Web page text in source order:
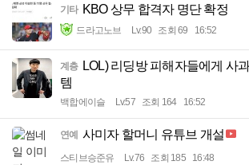
기타 KBO 상무 합격자 명단 확정
드라고노브 Lv.90 조회 69 16:52
계층
LOL) 리딩방 피해자들에게 사
템
백합에이슬 Lv.57 조회 164 16:52
연예 사미자 할머니 유튜브 개설
스티브승준유 Lv.76 조회 185 16:48